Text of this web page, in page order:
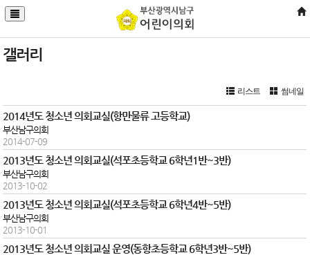
갤러리
리스트 썸네일
2014년도 청소년 의회교실(항만물류 고등학교)
부산남구의회
2014-07-09
2013년도 청소년 의회교실(석포초등학교 6학년1반~3반)
부산남구의회
2013-10-02
2013년도 청소년 의회교실(석포초등학교 6학년4반~5반)
부산남구의회
2013-10-01
2013년도 청소년 의회교실 운영(동항초등학교 6학년3반~5반)